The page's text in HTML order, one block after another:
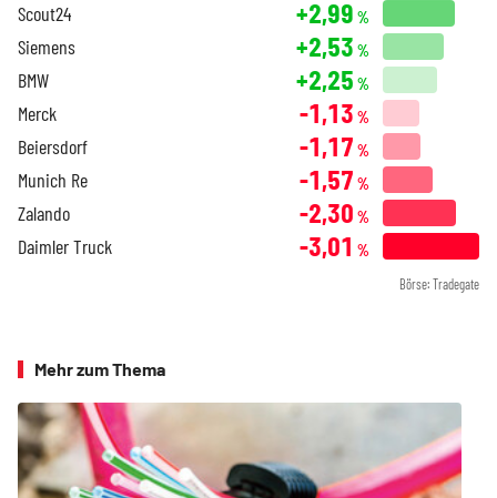
Scout24 +2,99 %
Siemens +2,53 %
BMW +2,25 %
Merck -1,13 %
Beiersdorf -1,17 %
Munich Re -1,57 %
Zalando -2,30 %
Daimler Truck -3,01 %
Börse: Tradegate
Mehr zum Thema